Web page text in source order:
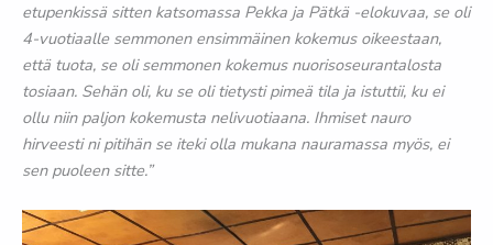
etupenkissä sitten katsomassa Pekka ja Pätkä -elokuvaa, se oli
4-vuotiaalle semmonen ensimmäinen kokemus oikeestaan,
että tuota, se oli semmonen kokemus nuorisoseurantalosta
tosiaan. Sehän oli, ku se oli tietysti pimeä tila ja istuttii, ku ei
ollu niin paljon kokemusta nelivuotiaana. Ihmiset nauro
hirveesti ni pitihän se iteki olla mukana nauramassa myös, ei
sen puoleen sitte.”